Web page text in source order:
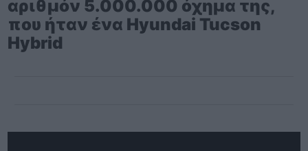
αριθμόν 5.000.000 όχημα της,
που ήταν ένα Hyundai Tucson
Hybrid